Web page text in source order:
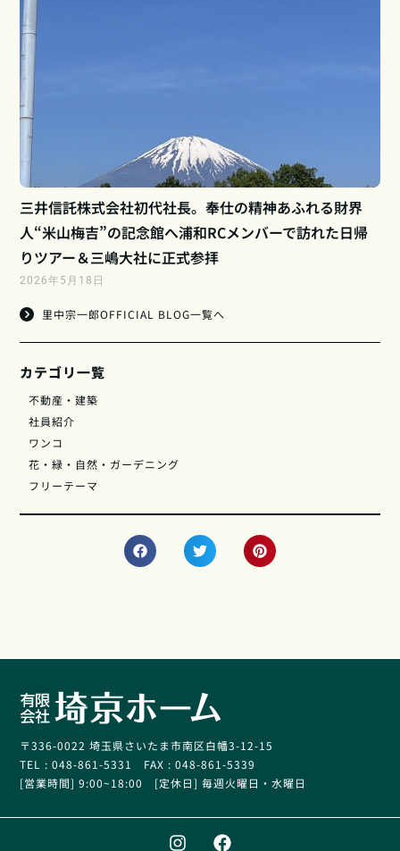
三井信託株式会社初代社長。奉仕の精神あふれる財界
人“米山梅吉”の記念館へ浦和RCメンバーで訪れた日帰
りツアー＆三嶋大社に正式参拝
2026年5月18日
里中宗一郎OFFICIAL BLOG一覧へ
カテゴリ一覧
不動産・建築
社員紹介
ワンコ
花・緑・自然・ガーデニング
フリーテーマ
〒336-0022 埼玉県さいたま市南区白幡3-12-15
TEL : 048-861-5331 FAX : 048-861-5339
[営業時間] 9:00~18:00 [定休日] 毎週火曜日・水曜日